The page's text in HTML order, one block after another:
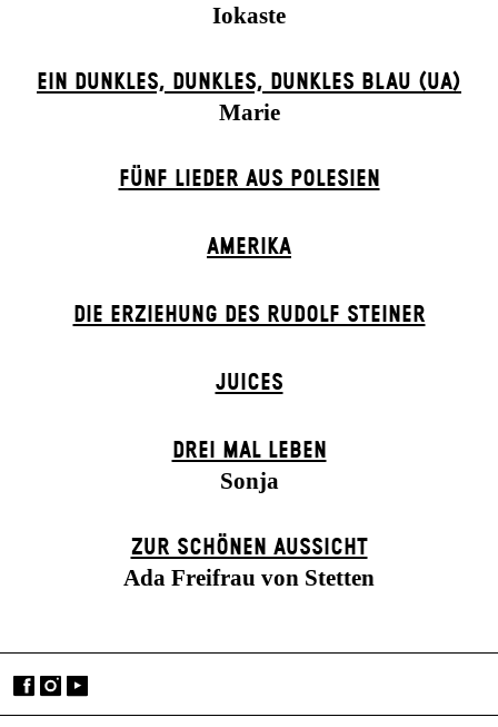
Iokaste
EIN DUNK­LES, DUNK­LES, DUNK­LES BLAU (UA)
Marie
FÜNF LIEDER AUS POLESIEN
AMERIKA
DIE ERZIEHUNG DES RUDOLF STEINER
JUICES
DREI MAL LEBEN
Sonja
ZUR SCHÖNEN AUSSICHT
Ada Freifrau von Stetten